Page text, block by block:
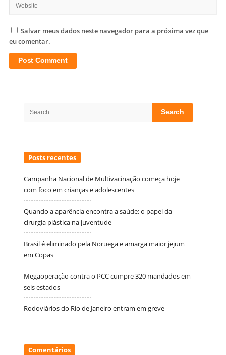
Salvar meus dados neste navegador para a próxima vez que
eu comentar.
Search
Posts recentes
Campanha Nacional de Multivacinação começa hoje
com foco em crianças e adolescentes
Quando a aparência encontra a saúde: o papel da
cirurgia plástica na juventude
Brasil é eliminado pela Noruega e amarga maior jejum
em Copas
Megaoperação contra o PCC cumpre 320 mandados em
seis estados
Rodoviários do Rio de Janeiro entram em greve
Comentários